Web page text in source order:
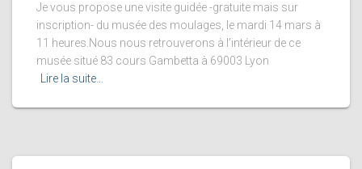
Je vous propose une visite guidée -gratuite mais sur
inscription- du musée des moulages, le mardi 14 mars à
11 heures.Nous nous retrouverons à l’intérieur de ce
musée situé 83 cours Gambetta à 69003 Lyon
Lire la suite…